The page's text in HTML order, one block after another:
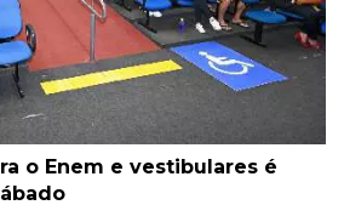
o Enem e vestibulares é